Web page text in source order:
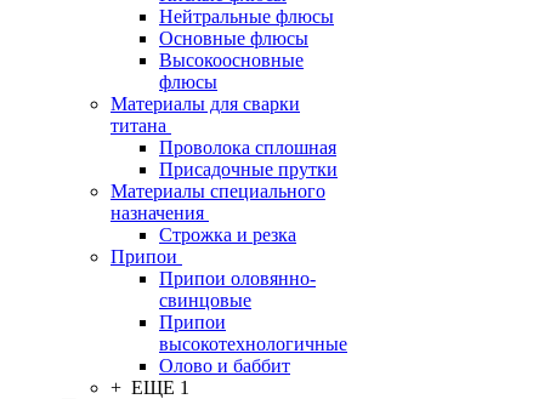
Нейтральные флюсы
Основные флюсы
Высокоосновные
флюсы
Материалы для сварки
титана
Проволока сплошная
Присадочные прутки
Материалы специального
назначения
Строжка и резка
Припои
Припои оловянно-
свинцовые
Припои
высокотехнологичные
Олово и баббит
+ ЕЩЕ 1